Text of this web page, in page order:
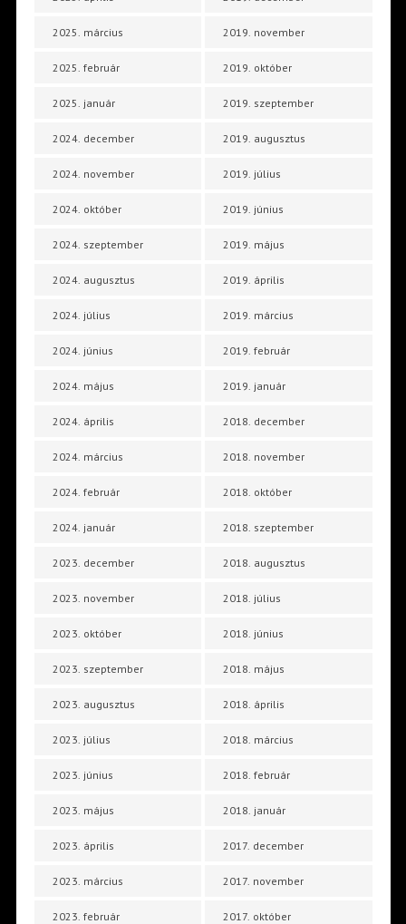
2025. március
2025. február
2025. január
2024. december
2024. november
2024. október
2024. szeptember
2024. augusztus
2024. július
2024. június
2024. május
2024. április
2024. március
2024. február
2024. január
2023. december
2023. november
2023. október
2023. szeptember
2023. augusztus
2023. július
2023. június
2023. május
2023. április
2023. március
2023. február
2019. november
2019. október
2019. szeptember
2019. augusztus
2019. július
2019. június
2019. május
2019. április
2019. március
2019. február
2019. január
2018. december
2018. november
2018. október
2018. szeptember
2018. augusztus
2018. július
2018. június
2018. május
2018. április
2018. március
2018. február
2018. január
2017. december
2017. november
2017. október